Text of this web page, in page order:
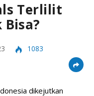
Terlilit
1083
dikejutkan